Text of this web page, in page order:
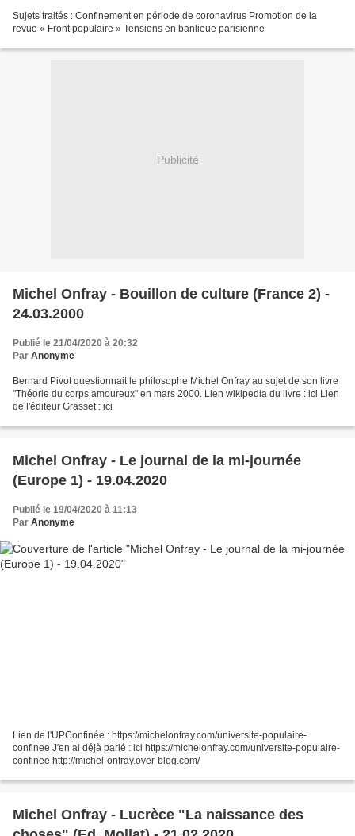
Sujets traités : Confinement en période de coronavirus Promotion de la
revue « Front populaire » Tensions en banlieue parisienne
Publicité
Michel Onfray - Bouillon de culture (France 2) -
24.03.2000
Publié le 21/04/2020 à 20:32
Par Anonyme
Bernard Pivot questionnait le philosophe Michel Onfray au sujet de son livre
"Théorie du corps amoureux" en mars 2000. Lien wikipedia du livre : ici Lien
de l'éditeur Grasset : ici
Michel Onfray - Le journal de la mi-journée
(Europe 1) - 19.04.2020
Publié le 19/04/2020 à 11:13
Par Anonyme
Lien de l'UPConfinée : https://michelonfray.com/universite-populaire-
confinee J'en ai déjà parlé : ici https://michelonfray.com/universite-populaire-
confinee http://michel-onfray.over-blog.com/
Michel Onfray - Lucrèce "La naissance des